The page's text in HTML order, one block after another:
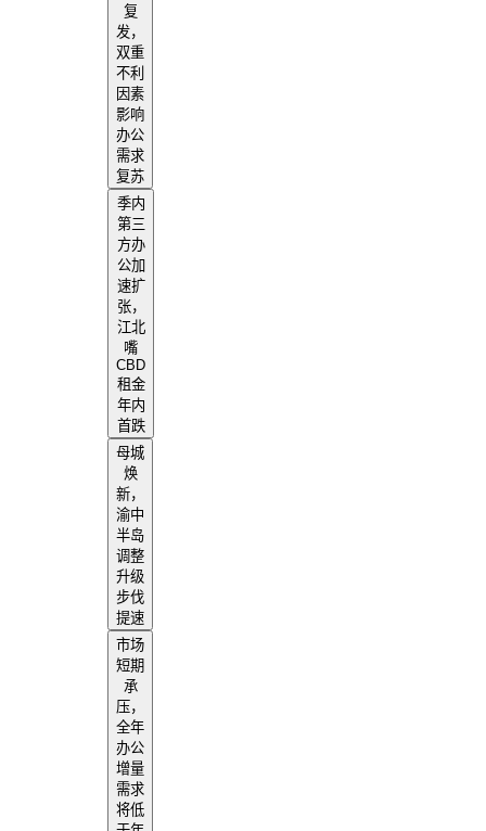
复
发，
双重
不利
因素
影响
办公
需求
复苏
季内
第三
方办
公加
速扩
张，
江北
嘴
CBD
租金
年内
首跌
母城
焕
新，
渝中
半岛
调整
升级
步伐
提速
市场
短期
承
压，
全年
办公
增量
需求
将低